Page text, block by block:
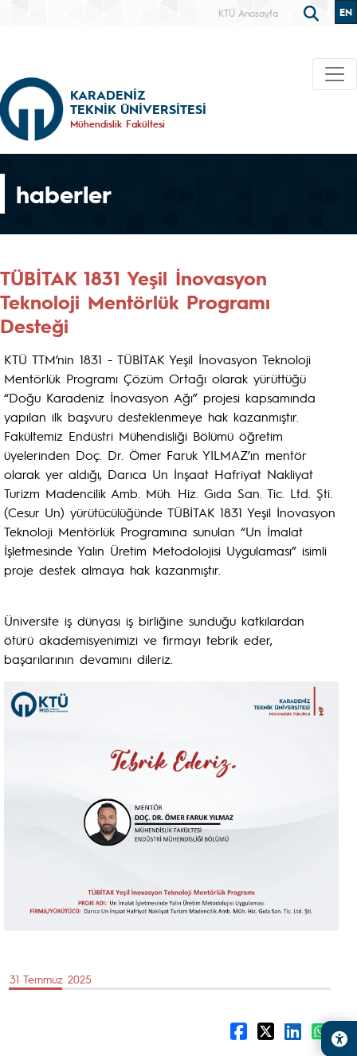
KTÜ Anasayfa EN
KARADENİZ
TEKNİK ÜNİVERSİTESİ
Mühendislik Fakültesi
haberler
TÜBİTAK 1831 Yeşil İnovasyon
Teknoloji Mentörlük Programı
Desteği
KTÜ TTM’nin 1831 - TÜBİTAK Yeşil İnovasyon Teknoloji
Mentörlük Programı Çözüm Ortağı olarak yürüttüğü
“Doğu Karadeniz İnovasyon Ağı” projesi kapsamında
yapılan ilk başvuru desteklenmeye hak kazanmıştır.
Fakültemiz Endüstri Mühendisliği Bölümü öğretim
üyelerinden Doç. Dr. Ömer Faruk YILMAZ’ın mentör
olarak yer aldığı, Darıca Un İnşaat Hafriyat Nakliyat
Turizm Madencilik Amb. Müh. Hiz. Gıda San. Tic. Ltd. Şti.
(Cesur Un) yürütücülüğünde TÜBİTAK 1831 Yeşil İnovasyon
Teknoloji Mentörlük Programına sunulan “Un İmalat
İşletmesinde Yalın Üretim Metodolojisi Uygulaması” isimli
proje destek almaya hak kazanmıştır.
Üniversite iş dünyası iş birliğine sunduğu katkılardan
ötürü akademisyenimizi ve firmayı tebrik eder,
başarılarının devamını dileriz.
31 Temmuz 2025